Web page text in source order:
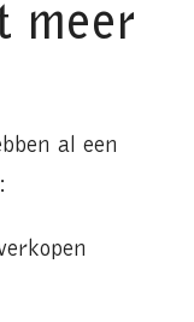
meer
al een